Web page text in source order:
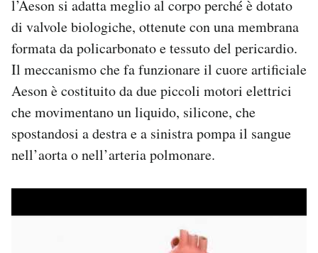
l’Aeson si adatta meglio al corpo perché è dotato
di valvole biologiche, ottenute con una membrana
formata da policarbonato e tessuto del pericardio.
Il meccanismo che fa funzionare il cuore artificiale
Aeson è costituito da due piccoli motori elettrici
che movimentano un liquido, silicone, che
spostandosi a destra e a sinistra pompa il sangue
nell’aorta o nell’arteria polmonare.